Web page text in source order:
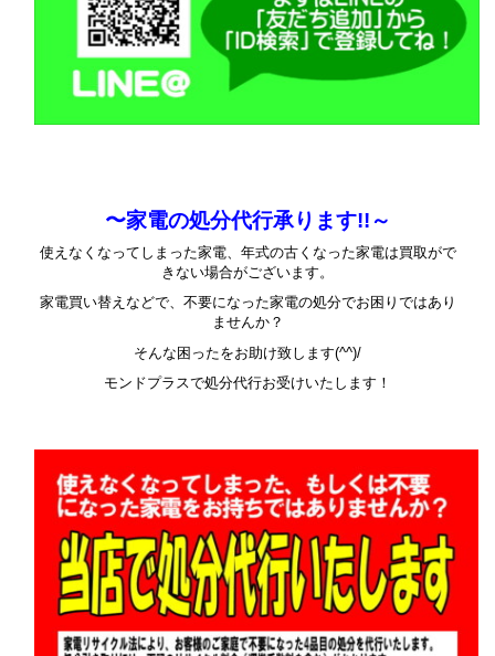
〜家電の処分代行承ります!!～
使えなくなってしまった家電、年式の古くなった家電は買取がで
きない場合がございます。
家電買い替えなどで、不要になった家電の処分でお困りではあり
ませんか？
そんな困ったをお助け致します(^^)/
モンドプラスで処分代行お受けいたします！